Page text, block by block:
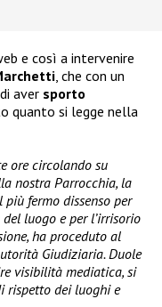
e così a intervenire
, che con un
aver sporto
quanto si legge nella
ore circolando su
nostra Parrocchia, la
più fermo dissenso per
luogo e per l’irrisorio
ha proceduto al
Giudiziaria. Duole
visibilità mediatica, si
rispetto dei luoghi e